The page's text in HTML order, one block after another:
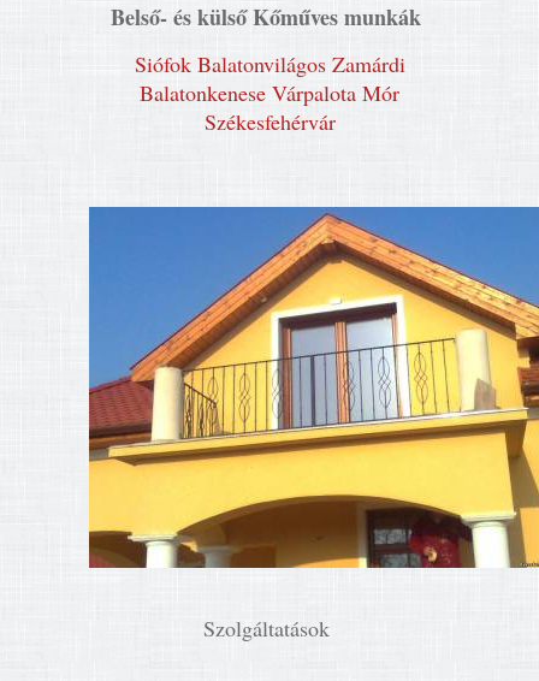
Belső- és külső Kőműves munkák
Siófok Balatonvilágos Zamárdi
Balatonkenese Várpalota Mór
Székesfehérvár
Szolgáltatások